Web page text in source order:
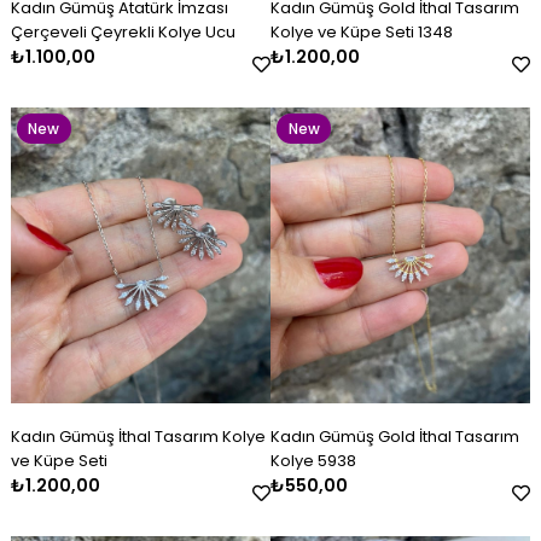
Kadın Gümüş Kazaziye Kombin
Set
₺4.800,00
Kadın Gümüş Çift Renkli
Kazaziye Küpe
₺500,00
Kadın Gümüş İthal Tasarım
Kolye ve Küpe Seti
₺1.200,00
Kadın Gümüş Gold İthal
Tasarım Kolye 5938
₺550,00
New
Item
New
Item
Kadın Gümüş Lacivert Beyaz
Mineli Kelepçe
₺2.600,00
Kadın Gümüş Baget Bileklik
₺2.800,00
Kadın Gümüş Atatürk İmzası
Çerçeveli Çeyrekli Kolye Ucu
₺1.100,00
Kadın Gümüş Gold İthal Tasarım
Kolye ve Küpe Seti 1348
₺1.200,00
Kadın Gümüş İthal Tasarım Kolye
ve Küpe Seti
₺1.200,00
New
Item
Kadın Gümüş Gold İthal Tasarım
Kolye 5938
₺550,00
New
Item